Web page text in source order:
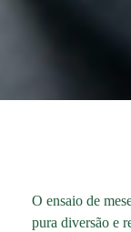
O ensaio de
pura diversão e